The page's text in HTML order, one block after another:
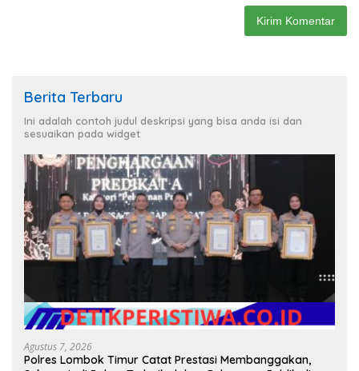
Berita Terbaru
Ini adalah contoh judul deskripsi yang bisa anda isi dan
sesuaikan pada widget
Agustus 7, 2026
Polres Lombok Timur Catat Prestasi Membanggakan,